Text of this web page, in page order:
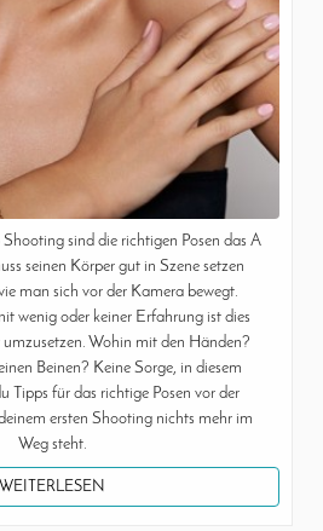
sind die richtigen Posen das A
seinen Körper gut in Szene setzen
man sich vor der Kamera bewegt.
wenig oder keiner Erfahrung ist dies
umzusetzen. Wohin mit den Händen?
Beinen? Keine Sorge, in diesem
Tipps für das richtige Posen vor der
ersten Shooting nichts mehr im
Weg steht.
WEITERLESEN